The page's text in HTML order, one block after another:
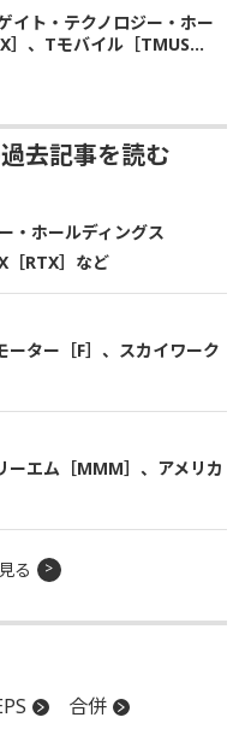
イト・テクノロジー・ホー
］、Tモバイル［TMUS...
去記事を読む
・ホールディングス
［RTX］など
ーター［F］、スカイワーク
ーエム［MMM］、アメリカ
る
合併